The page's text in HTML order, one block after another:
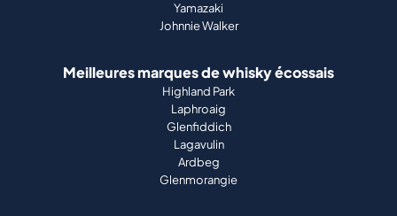
Yamazaki
Johnnie Walker
Meilleures marques de whisky écossais
Highland Park
Laphroaig
Glenfiddich
Lagavulin
Ardbeg
Glenmorangie